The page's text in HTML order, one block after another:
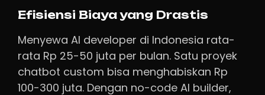
Efisiensi Biaya yang Drastis
Menyewa AI developer di Indonesia rata-
rata Rp 25-50 juta per bulan. Satu proyek
chatbot custom bisa menghabiskan Rp
100-300 juta. Dengan no-code AI builder,